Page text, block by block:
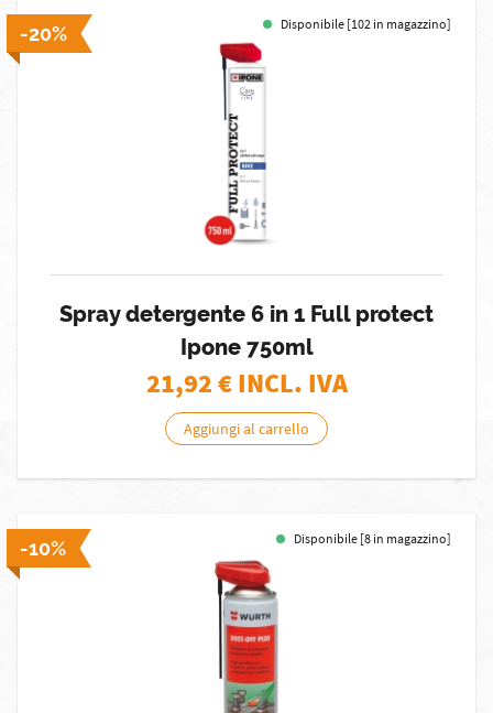
-20% Disponibile [102 in magazzino]
Spray detergente 6 in 1 Full protect
Ipone 750ml
21,92€ INCL. IVA
Aggiungi al carrello
-10% Disponibile [8 in magazzino]